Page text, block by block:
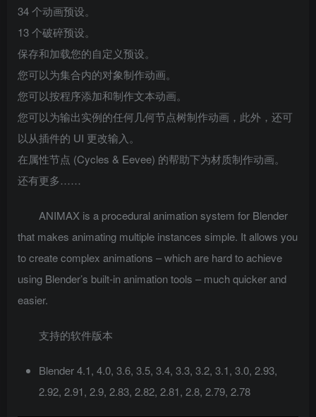
34 个动画预设。
13 个破碎预设。
保存和加载您的自定义预设。
您可以为集合内的对象制作动画。
您可以按程序添加和制作文本动画。
您可以为输出实例的任何几何节点树制作动画，此外，还可
以从插件的 UI 更改输入。
在属性节点 (Cycles & Eevee) 的帮助下为材质制作动画。
还有更多……
ANIMAX is a procedural animation system for Blender
that makes animating multiple instances simple. It allows you
to create complex animations – which are hard to achieve
using Blender’s built-in animation tools – much quicker and
easier.
支持的软件版本
Blender 4.1, 4.0, 3.6, 3.5, 3.4, 3.3, 3.2, 3.1, 3.0, 2.93,
2.92, 2.91, 2.9, 2.83, 2.82, 2.81, 2.8, 2.79, 2.78